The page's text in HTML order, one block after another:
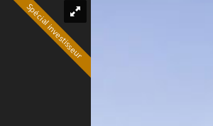
Spécial investisseur